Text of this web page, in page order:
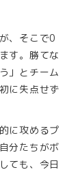
、そこで0
す。勝てな
」とチーム
に失点せず
に攻めるプ
分たちがボ
ても、今日